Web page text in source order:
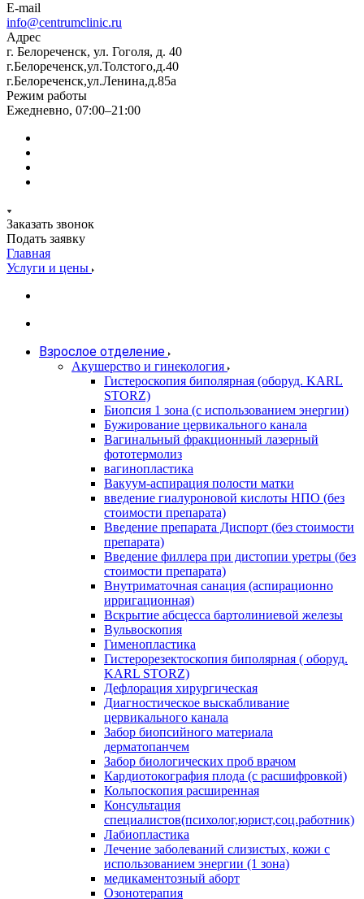
E-mail
info@centrumclinic.ru
Адрес
г. Белореченск, ул. Гоголя, д. 40
г.Белореченск,ул.Толстого,д.40
г.Белореченск,ул.Ленина,д.85а
Режим работы
Ежедневно, 07:00–21:00
Заказать звонок
Подать заявку
Главная
Услуги и цены
Взрослое отделение
Акушерство и гинекология
Гистероскопия биполярная (оборуд. KARL
STORZ)
Биопсия 1 зона (с использованием энергии)
Бужирование цервикального канала
Вагинальный фракционный лазерный
фототермолиз
вагинопластика
Вакуум-аспирация полости матки
введение гиалуроновой кислоты НПО (без
стоимости препарата)
Введение препарата Диспорт (без стоимости
препарата)
Введение филлера при дистопии уретры (без
стоимости препарата)
Внутриматочная санация (аспирационно
ирригационная)
Вскрытие абсцесса бартолиниевой железы
Вульвоскопия
Гименопластика
Гистерорезектоскопия биполярная ( оборуд.
KARL STORZ)
Дефлорация хирургическая
Диагностическое выскабливание
цервикального канала
Забор биопсийного материала
дерматопанчем
Забор биологических проб врачом
Кардиотокография плода (с расшифровкой)
Кольпоскопия расширенная
Консультация
специалистов(психолог,юрист,соц.работник)
Лабиопластика
Лечение заболеваний слизистых, кожи с
использованием энергии (1 зона)
медикаментозный аборт
Озонотерапия